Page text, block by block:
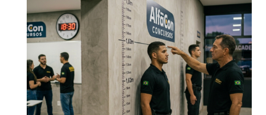
PMPE
2026:
ATÉ
FINAL
DESTE
ANO!